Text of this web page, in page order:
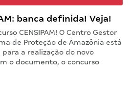
banca definida! Veja!
CENSIPAM! O Centro Gestor
de Proteção de Amazônia está
a realização do novo
o documento, o concurso